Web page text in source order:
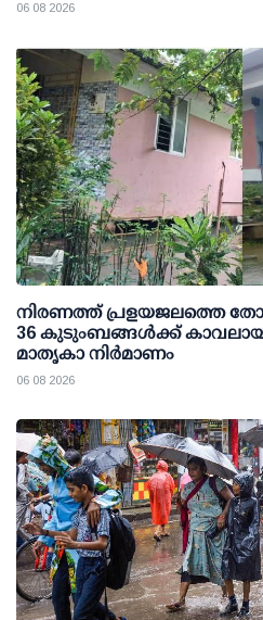
06 08 2026
നിരണത്ത് പ്രളയജലത്തെ
36 കുടുംബങ്ങള്‍ക്ക്
മാതൃകാ നിര്‍മാണം
06 08 2026